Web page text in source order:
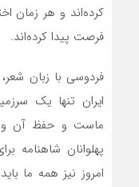
کرده‌اند و هر زمان
فرصت پیدا کرده‌اند.
فردوسی با زبان
ایران تنها یک
ماست و حفظ آن
پهلوانان شاهنامه
امروز نیز همه ما